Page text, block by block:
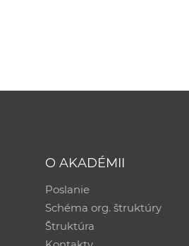
O AKADÉMII
Poslanie
Schéma org. štruktúry
Štruktúra